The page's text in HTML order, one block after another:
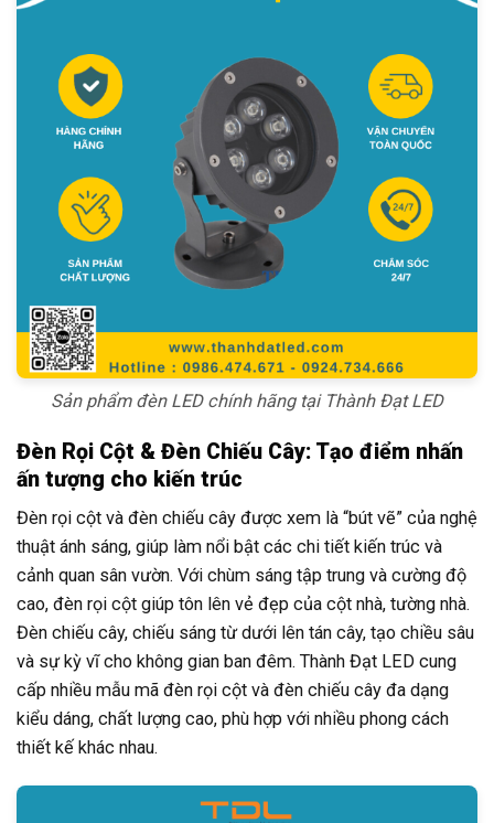
Sản phẩm đèn LED chính hãng tại Thành Đạt LED
Đèn Rọi Cột & Đèn Chiếu Cây: Tạo điểm nhấn
ấn tượng cho kiến trúc
Đèn rọi cột và đèn chiếu cây được xem là “bút vẽ” của nghệ
thuật ánh sáng, giúp làm nổi bật các chi tiết kiến trúc và
cảnh quan sân vườn. Với chùm sáng tập trung và cường độ
cao, đèn rọi cột giúp tôn lên vẻ đẹp của cột nhà, tường nhà.
Đèn chiếu cây, chiếu sáng từ dưới lên tán cây, tạo chiều sâu
và sự kỳ vĩ cho không gian ban đêm. Thành Đạt LED cung
cấp nhiều mẫu mã đèn rọi cột và đèn chiếu cây đa dạng
kiểu dáng, chất lượng cao, phù hợp với nhiều phong cách
thiết kế khác nhau.